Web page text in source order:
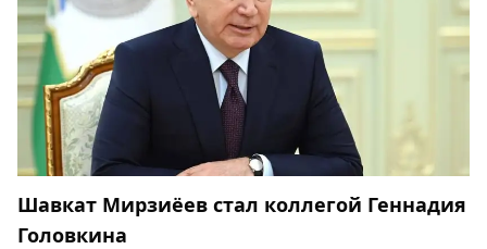
Шавкат Мирзиёев стал коллегой Геннадия
Головкина